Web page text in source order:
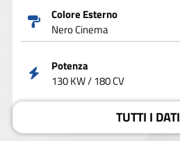
Colore Esterno
Nero Cinema
Potenza
130 KW / 180 CV
TUTTI I DATI